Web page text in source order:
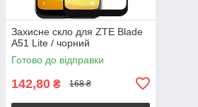
Захисне скло для ZTE Blade
A51 Lite / чорний
Готово до відправки
142,80 ₴ 168 ₴